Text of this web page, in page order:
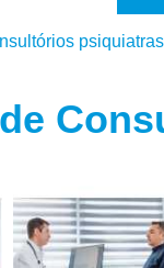
psiquiatras